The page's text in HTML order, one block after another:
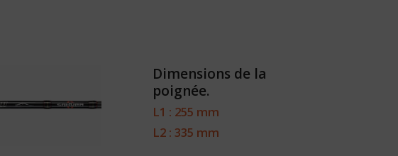
Dimensions de la
poignée.
L1 : 255 mm
L2 : 335 mm